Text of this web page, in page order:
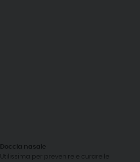
Doccia nasale
Utilissima per prevenire e curare le